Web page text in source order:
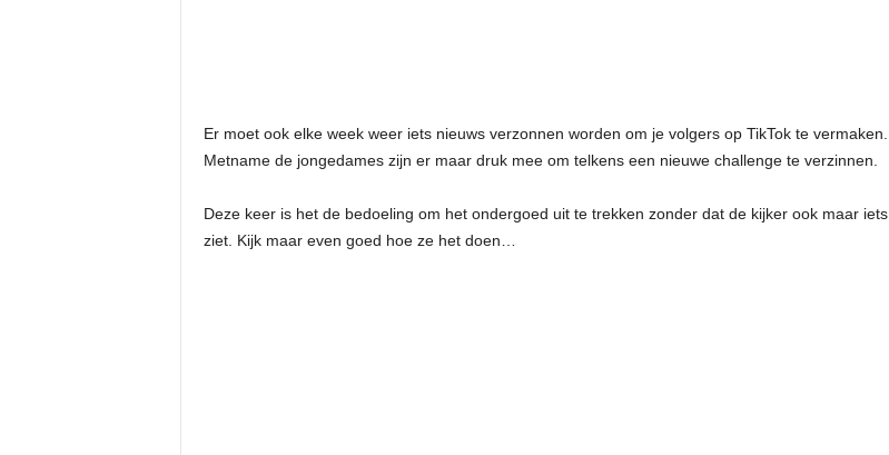
Er moet ook elke week weer iets nieuws verzonnen worden om je volgers op TikTok te vermaken.
Metname de jongedames zijn er maar druk mee om telkens een nieuwe challenge te verzinnen.
Deze keer is het de bedoeling om het ondergoed uit te trekken zonder dat de kijker ook maar iets
ziet. Kijk maar even goed hoe ze het doen…